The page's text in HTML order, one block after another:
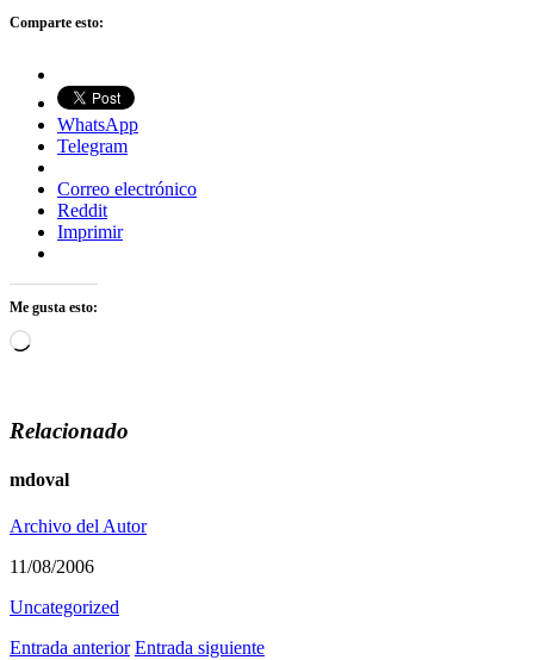
Comparte esto:
WhatsApp
Telegram
Correo electrónico
Reddit
Imprimir
Me gusta esto:
Cargando...
Relacionado
mdoval
Archivo del Autor
11/08/2006
Uncategorized
Entrada anterior Entrada siguiente